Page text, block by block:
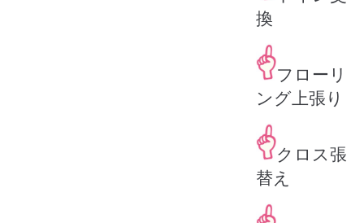
換
フローリ
ング上張り
クロス張
替え